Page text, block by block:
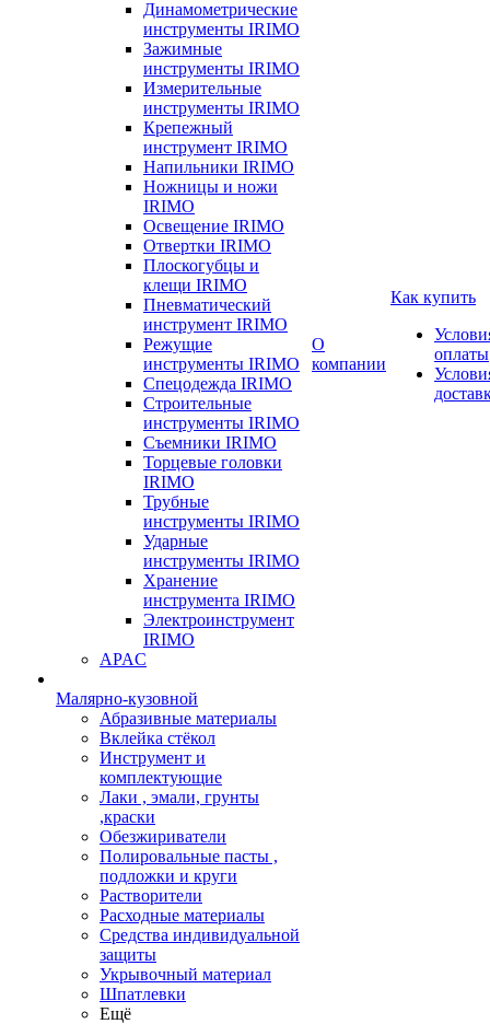
Динамометрические
инструменты IRIMO
Зажимные
инструменты IRIMO
Измерительные
инструменты IRIMO
Крепежный
инструмент IRIMO
Напильники IRIMO
Ножницы и ножи
IRIMO
Освещение IRIMO
Отвертки IRIMO
Плоскогубцы и
клещи IRIMO
Пневматический
инструмент IRIMO
Режущие
инструменты IRIMO
Спецодежда IRIMO
Строительные
инструменты IRIMO
Съемники IRIMO
Торцевые головки
IRIMO
Трубные
инструменты IRIMO
Ударные
инструменты IRIMO
Хранение
инструмента IRIMO
Электроинструмент
IRIMO
APAC
Малярно-кузовной
Абразивные материалы
Вклейка стёкол
Инструмент и
комплектующие
Лаки , эмали, грунты
,краски
Обезжириватели
Полировальные пасты ,
подложки и круги
Растворители
Расходные материалы
Средства индивидуальной
защиты
Укрывочный материал
Шпатлевки
Ещё
О
компании
Как купить
оплаты